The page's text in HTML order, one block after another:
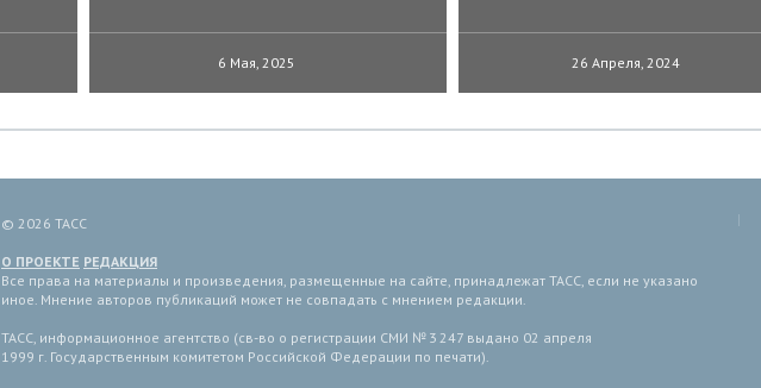
6 Мая, 2025 26 Апреля, 2024
© 2026 ТАСС
О ПРОЕКТЕ РЕДАКЦИЯ
Все права на материалы и произведения, размещенные на сайте, принадлежат ТАСС, если не указано
иное. Мнение авторов публикаций может не совпадать с мнением редакции.
ТАСС, информационное агентство (св-во о регистрации СМИ № 3 247 выдано 02 апреля
1999 г. Государственным комитетом Российской Федерации по печати).